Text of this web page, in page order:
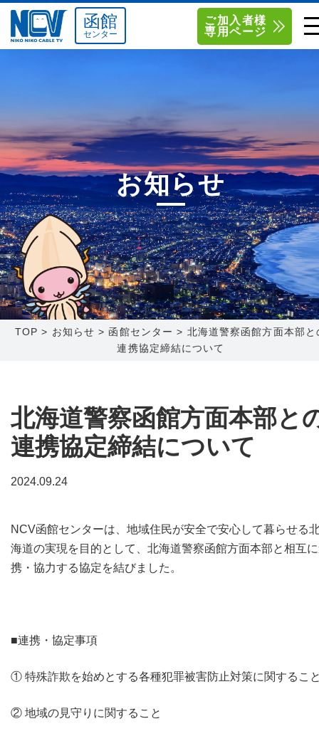
南東北センター（福島） 0120-173-577
函館センター 0138-34-2525
新潟センター 025-210-1200
単品料金
お得なセットプラン
料金シミュレーション
サポート
Q&A
センター情報
障害メンテナンス情報
お問い合わせ
お申し込み
南東北センター(米沢)
〒992-0044
山形県米沢市春日四丁目2-75
0238-24-2525
営業時間 9:00～18:00
南東北センター(福島)
〒960-8252
福島県福島市御山字一本松17-1-
1
0120-173-577
営業時間 9:15～18:00
〒041-0801
営業時間 9:00～18:00 営業時間 9:00～18:00
函館
センター
ご加入者様
専用ページ
お知らせ
TOP > お知らせ > 函館センター > 北海道警察函館方面本部と
連携協定締結について
北海道警察函館方面本部と
連携協定締結について
2024.09.24
NCV函館センターは、地域住民が安全で安心して暮らせる
海道の実現を目的として、北海道警察函館方面本部と相互
携・協力する協定を結びました。
■連携・協定事項
① 特殊詐欺を始めとする各種犯罪被害防止対策に関するこ
② 地域の見守りに関すること